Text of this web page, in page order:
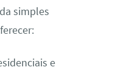
simples
e